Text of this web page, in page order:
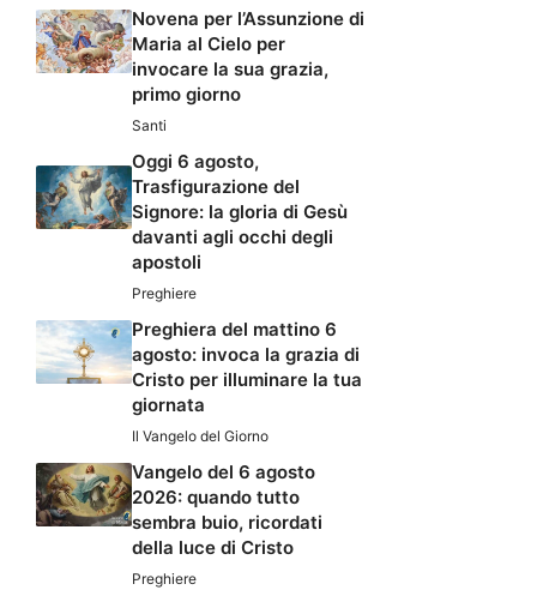
Novena per l’Assunzione di
Maria al Cielo per
invocare la sua grazia,
primo giorno
Santi
Oggi 6 agosto,
Trasfigurazione del
Signore: la gloria di Gesù
davanti agli occhi degli
apostoli
Preghiere
Preghiera del mattino 6
agosto: invoca la grazia di
Cristo per illuminare la tua
giornata
Il Vangelo del Giorno
Vangelo del 6 agosto
2026: quando tutto
sembra buio, ricordati
della luce di Cristo
Preghiere